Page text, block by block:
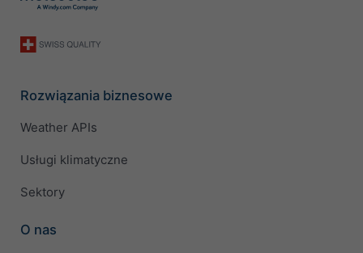
Rozwiązania biznesowe
Weather APIs
Usługi klimatyczne
Sektory
O nas